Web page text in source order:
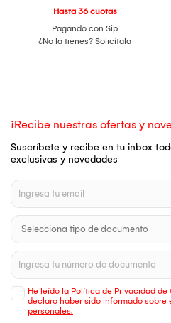
Hasta 36 cuotas
Pagando con Sip
¿No la tienes? Solicítala
¡Recibe nuestras ofertas y
Suscríbete y recibe en tu inbox
exclusivas y novedades
He leído la Política de Privacidad de
declaro haber sido informado sobre
personales.